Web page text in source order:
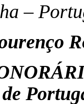
–